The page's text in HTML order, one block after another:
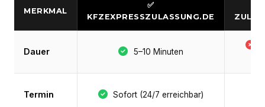
MERKMAL
✅
KFZEXPRESSZULASSUNG.DE
Dauer 5–10 Minuten
Termin Sofort (24/7 erreichbar)